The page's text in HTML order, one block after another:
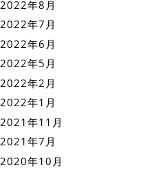
2022年8月
2022年7月
2022年6月
2022年5月
2022年2月
2022年1月
2021年11月
2021年7月
2020年10月